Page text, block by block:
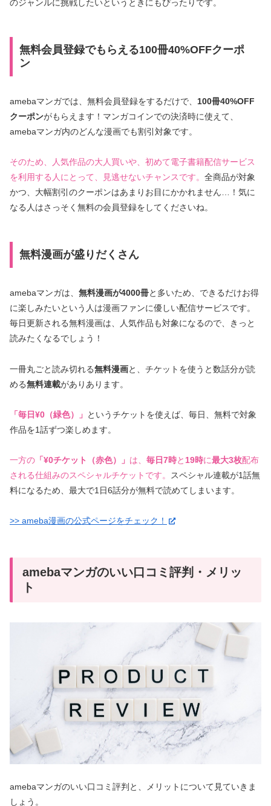
のジャンルに挑戦したいというときにもぴったりです。
無料会員登録でもらえる100冊40%OFFクーポ
ン
amebaマンガでは、無料会員登録をするだけで、 100冊40%OFF
クーポンがもらえます！マンガコインでの決済時に使えて、
amebaマンガ内のどんな漫画でも割引対象です。
そのため、人気作品の大人買いや、初めて電子書籍配信サービス
を利用する人にとって、見逃せないチャンスです。 全商品が対象
かつ、大幅割引のクーポンはあまりお目にかかれません…！気に
なる人はさっそく無料の会員登録をしてくださいね。
無料漫画が盛りだくさん
amebaマンガは、 無料漫画が4000冊と多いため、できるだけお得
に楽しみたいという人は漫画ファンに優しい配信サービスです。
毎日更新される無料漫画は、人気作品も対象になるので、きっと
読みたくなるでしょう！
一冊丸ごと読み切れる無料漫画と、チケットを使うと数話分が読
める無料連載がありあります。
「毎日¥0（緑色）」 というチケットを使えば、毎日、無料で対象
作品を1話ずつ楽しめます。
一方の 「¥0チケット（赤色）」 は、 毎日7時と 19時に最大3枚配布
される仕組みのスペシャルチケットです。
スペシャル連載が1話無
料になるため、最大で1日6話分が無料で読めてしまいます。
>> ameba漫画の公式ページをチェック！
amebaマンガのいい口コミ評判・メリッ
ト
amebaマンガのいい口コミ評判と、メリットについて見ていきま
しょう。